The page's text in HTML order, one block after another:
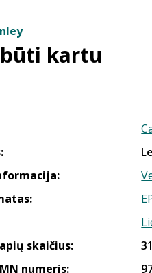
kartu
skaičius:
numeris: